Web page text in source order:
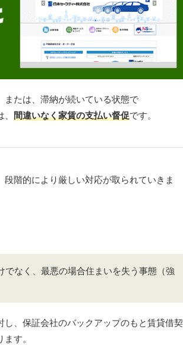
または、滞納が続いている状態で
間違いなく家賃の支払い督促です。
階的により厳しい対応が取られていきま
でなく、最悪の場合住まいを失う事態（強
、保証会社のバックアップのもと賃貸借契
す。